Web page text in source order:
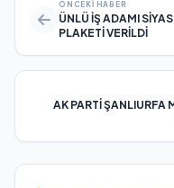
ÖNCEKI HABER
ÜNLÜ İŞ ADAMI
PLAKETİ VERİLDİ
AK PARTİ ŞANLIURFA